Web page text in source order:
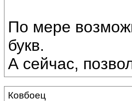
По мере
букв.
А сейчас,
Ковбоец